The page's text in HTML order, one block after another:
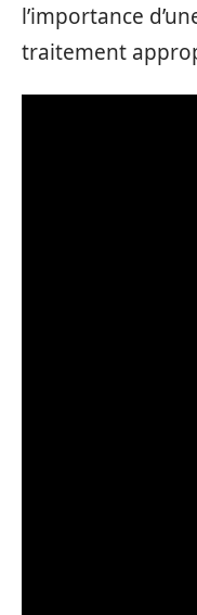
l’importance
traitement